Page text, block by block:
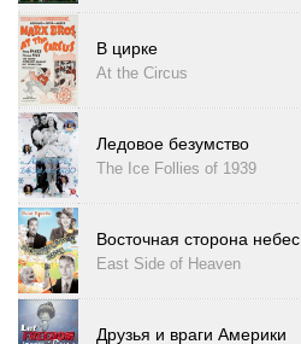
В цирке
At the Circus
Ледовое безумство
The Ice Follies of 1939
Восточная сторона небес
East Side of Heaven
Друзья и враги Америки